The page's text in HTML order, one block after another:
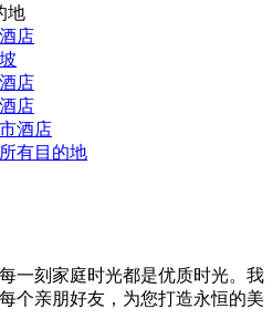
地
店
店
店
酒店
有目的地
一刻家庭时光都是优质时光。我
个亲朋好友，为您打造永恒的美